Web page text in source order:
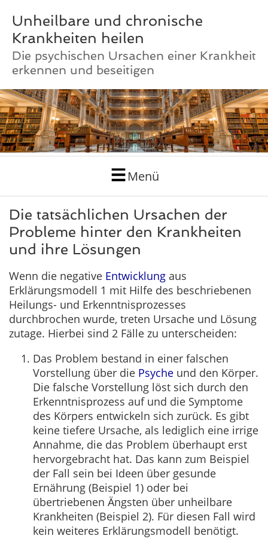
Unheilbare und chronische
Krankheiten heilen
Die psychischen Ursachen einer Krankheit
erkennen und beseitigen
Menü
Die tatsächlichen Ursachen der
Probleme hinter den Krankheiten
und ihre Lösungen
Wenn die negative Entwicklung aus
Erklärungsmodell 1 mit Hilfe des beschriebenen
Heilungs- und Erkenntnisprozesses
durchbrochen wurde, treten Ursache und Lösung
zutage. Hierbei sind 2 Fälle zu unterscheiden:
Das Problem bestand in einer falschen
Vorstellung über die Psyche und den Körper.
Die falsche Vorstellung löst sich durch den
Erkenntnisprozess auf und die Symptome
des Körpers entwickeln sich zurück. Es gibt
keine tiefere Ursache, als lediglich eine irrige
Annahme, die das Problem überhaupt erst
hervorgebracht hat. Das kann zum Beispiel
der Fall sein bei Ideen über gesunde
Ernährung (Beispiel 1) oder bei
übertriebenen Ängsten über unheilbare
Krankheiten (Beispiel 2). Für diesen Fall wird
kein weiteres Erklärungsmodell benötigt.